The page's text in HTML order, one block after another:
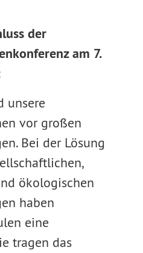
der
am 7.
unsere
vor großen
Bei der Lösung
ökologischen
haben
eine
tragen das